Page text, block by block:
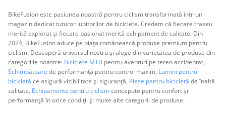
BikeFusion este pasiunea noastră pentru ciclism transformată într-un
magazin dedicat tuturor iubitorilor de biciclete. Credem că fiecare traseu
merită explorat și fiecare pasionat merită echipament de calitate. Din
2024, BikeFusion aduce pe piața românească produse premium pentru
ciclism. Descoperă universul nostru și alege din varietatea de produse din
categoriile noastre: Biciclete MTB pentru aventuri pe teren accidentat,
Schimbătoare de performanță pentru control maxim, Lumini pentru
bicicletă ce asigură vizibilitate și siguranță, Piese pentru bicicletă de înaltă
calitate, Echipamente pentru ciclismconcepute pentru confort și
performanță în orice condiții și multe alte categorii de produse.